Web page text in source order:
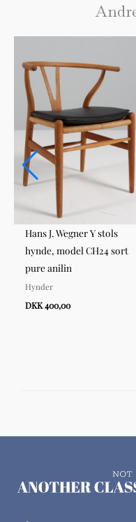
Hans J. Wegner Y stols
hynde, model CH24 sort
pure anilin
Hynder
DKK 400,00